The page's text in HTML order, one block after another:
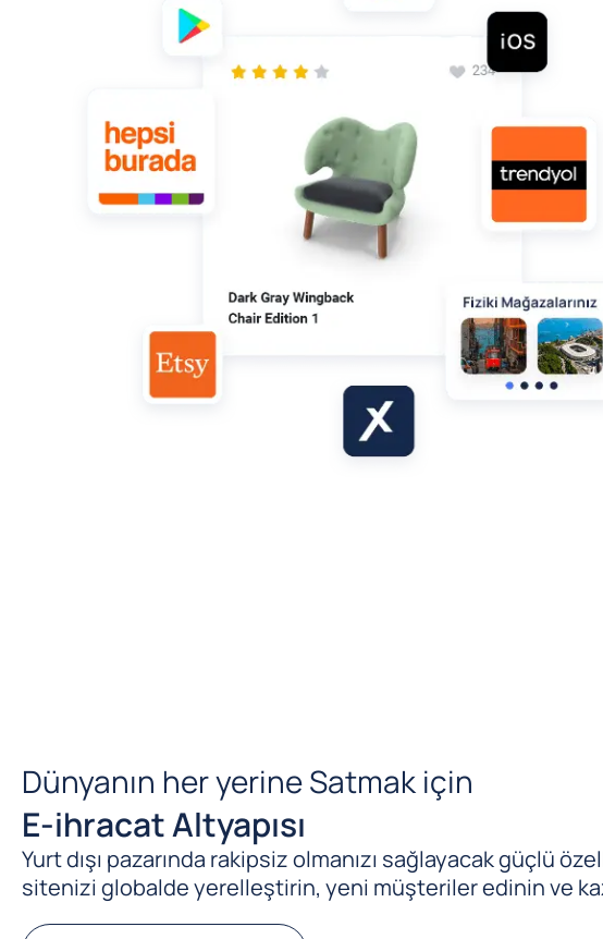
Dünyanın her yerine Satmak için
E-ihracat Altyapısı
Yurt dışı pazarında rakipsiz olmanızı sağlayacak güçlü
sitenizi globalde yerelleştirin, yeni müşteriler edinin ve